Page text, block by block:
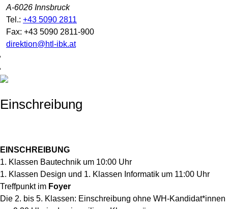
A-6026 Innsbruck
Tel.: +43 5090 2811
Fax: +43 5090 2811-900
direktion@htl-ibk.at
Einschreibung
EINSCHREIBUNG
1. Klassen Bautechnik um 10:00 Uhr
1. Klassen Design und 1. Klassen Informatik um 11:00 Uhr
Treffpunkt im Foyer
Die 2. bis 5. Klassen: Einschreibung ohne WH-Kandidat*innen